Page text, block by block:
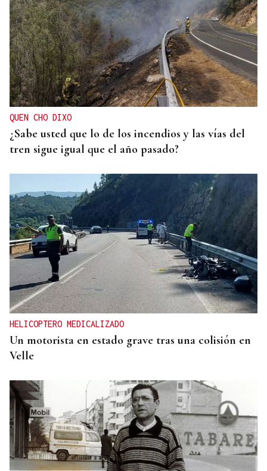
QUEN CHO DIXO
¿Sabe usted que lo de los incendios y las vías del
tren sigue igual que el año pasado?
HELICOPTERO MEDICALIZADO
Un motorista en estado grave tras una colisión en
Velle